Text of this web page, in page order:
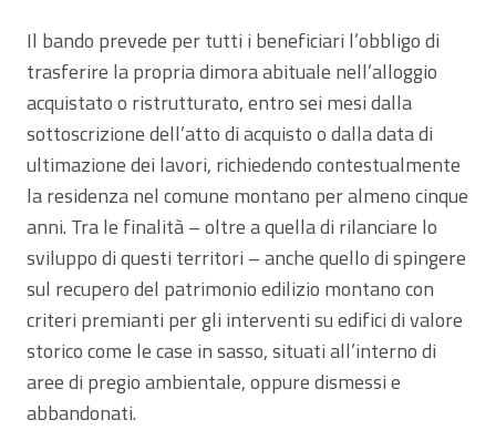
Il bando prevede per tutti i beneficiari l’obbligo di
trasferire la propria dimora abituale nell’alloggio
acquistato o ristrutturato, entro sei mesi dalla
sottoscrizione dell’atto di acquisto o dalla data di
ultimazione dei lavori, richiedendo contestualmente
la residenza nel comune montano per almeno cinque
anni. Tra le finalità – oltre a quella di rilanciare lo
sviluppo di questi territori – anche quello di spingere
sul recupero del patrimonio edilizio montano con
criteri premianti per gli interventi su edifici di valore
storico come le case in sasso, situati all’interno di
aree di pregio ambientale, oppure dismessi e
abbandonati.